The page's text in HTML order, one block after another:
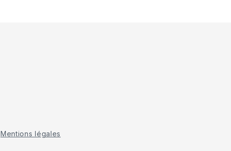
Mentions légales